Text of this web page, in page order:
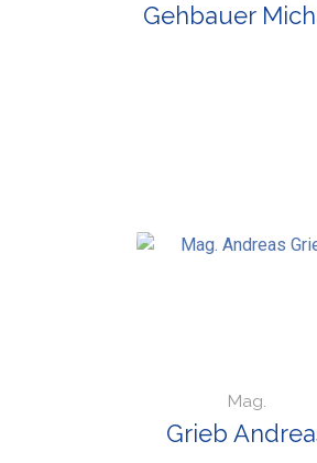
Gehbauer
Mag.
Grieb